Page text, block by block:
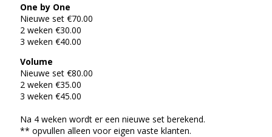
One by One
Nieuwe set €70.00
2 weken €30.00
3 weken €40.00
Volume
Nieuwe set €80.00
2 weken €35.00
3 weken €45.00
Na 4 weken wordt er een nieuwe set berekend.
** opvullen alleen voor eigen vaste klanten.